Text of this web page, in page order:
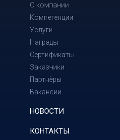
НОВОСТИ
КОНТАКТЫ
О компании
Компетенции
Услуги
Награды
Сертификаты
Заказчики
Партнёры
Вакансии